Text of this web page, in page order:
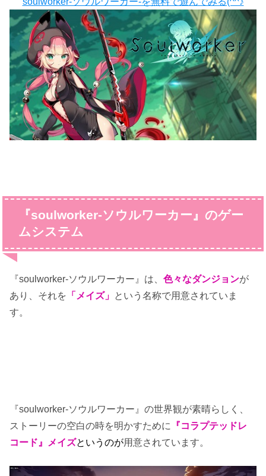
『soulworker-ソウルワーカー』のゲー
ムシステム
『soulworker-ソウルワーカー』は、色々なダンジョンが
あり、それを 「メイズ」 という名称で用意されていま
す。
『soulworker-ソウルワーカー』の世界観が素晴らしく、
ストーリーの空白の時を明かすために
『コラプテッドレ
コード』
メイズというのが用意されています。